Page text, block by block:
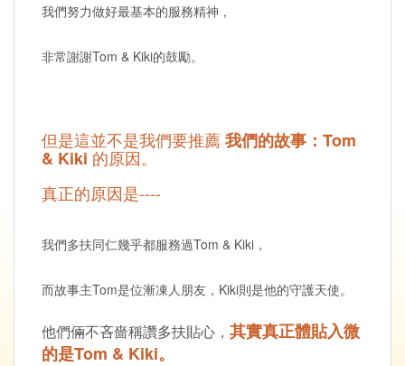
我們努力做好最基本的服務精神，
非常謝謝Tom & Kiki的鼓勵。
但是這並不是我們要推薦我們的故事：Tom
& Kiki 的原因。
真正的原因是----
我們多扶同仁幾乎都服務過Tom & Kiki，
而故事主Tom是位漸凍人朋友，Kiki則是他的守護天使。
他們倆不吝嗇稱讚多扶貼心， 其實真正體貼入微
的是Tom & Kiki。